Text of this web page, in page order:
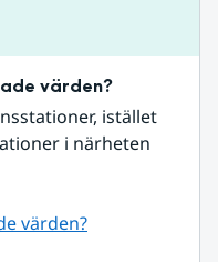
värden?
istället
i närheten
värden?